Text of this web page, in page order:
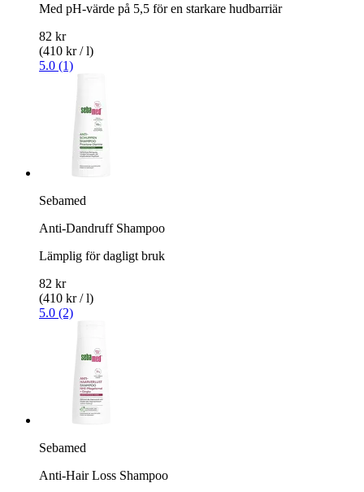
Med pH-värde på 5,5 för en starkare hudbarriär
82 kr
(410 kr / l)
5.0 (1)
Sebamed
Anti-Dandruff Shampoo
Lämplig för dagligt bruk
82 kr
(410 kr / l)
5.0 (2)
Sebamed
Anti-Hair Loss Shampoo